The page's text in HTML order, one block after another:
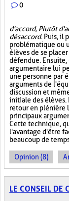
0
d'accord, Plutôt
désaccord. Puis, il
problématique ou
élèves de se
défendue.
argumentaire lui
une personne par
arguments de
discussion et
initiale des
retour en plénière
principaux
Cette technique,
l'avantage d'être
beaucoup de
Opinion (8)
LE CONSEIL DE